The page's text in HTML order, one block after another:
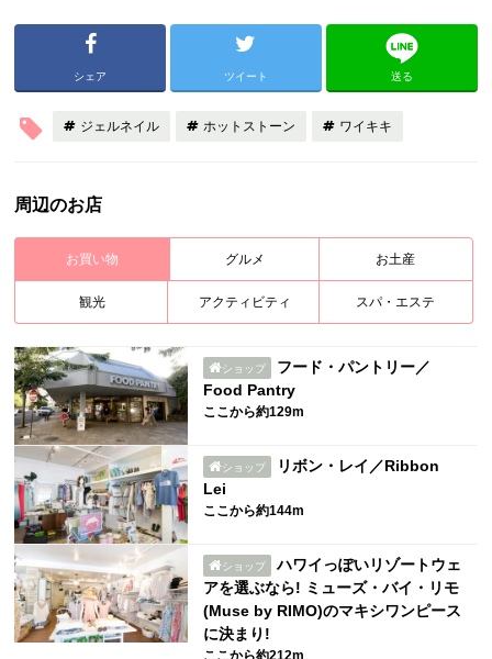
シェア ツイート 送る
ジェルネイル ホットストーン ワイキキ
周辺のお店
お買い物 グルメ お土産
観光 アクティビティ スパ・エステ
ショップ
フード・パントリー／
Food Pantry
ここから約129m
ショップ
リボン・レイ／Ribbon
Lei
ここから約144m
ショップ
ハワイっぽいリゾートウェ
アを選ぶなら! ミューズ・バイ・リモ
(Muse by RIMO)のマキシワンピース
に決まり!
ここから約212m